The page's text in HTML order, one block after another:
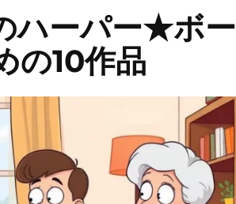
ハーパー★ボー
の10作品